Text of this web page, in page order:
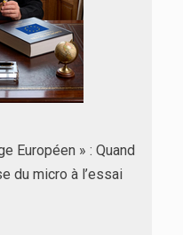
Européen » : Quand
du micro à l’essai